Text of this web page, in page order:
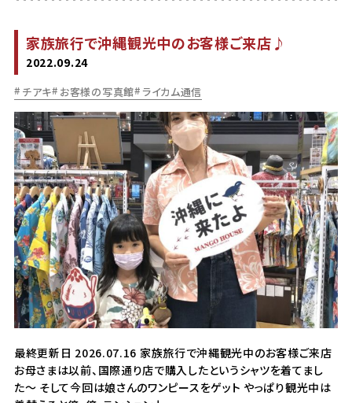
家族旅行で沖縄観光中のお客様ご来店♪
2022.09.24
チアキ お客様の写真館 ライカム通信
最終更新日 2026.07.16 家族旅行で沖縄観光中のお客様ご来店
お母さまは以前、国際通り店で購入したというシャツを着てまし
た〜 そして今回は娘さんのワンピースをゲット やっぱり観光中は